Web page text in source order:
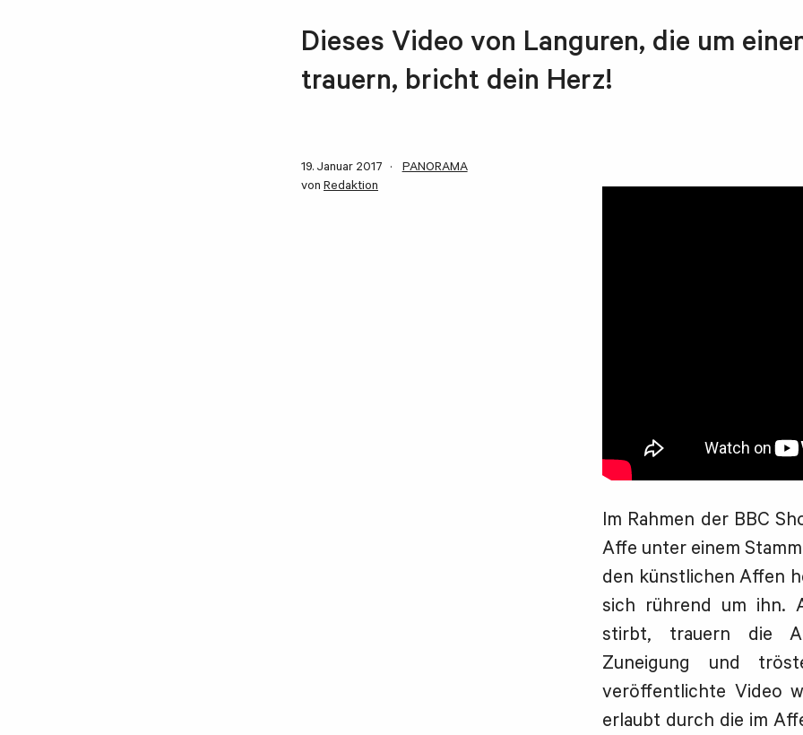
Dieses Video von Languren, die um
trauern, bricht dein Herz!
19. Januar 2017
PANORAMA
von Redaktion
Im Rahmen der BBC
Affe unter einem
den künstlichen Affen
sich rührend um ihn.
stirbt, trauern die
Zuneigung und
veröffentlichte Video
erlaubt durch die im